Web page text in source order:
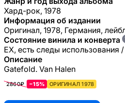
Хард-рок, 1978
Информация об издании
Оригинал, 1978, Германия,
Состояние винила и конверта
EX, есть следы использования /
Описание
Gatefold. Van Halen
2860₽ −15% ОРИГИНАЛ 1978